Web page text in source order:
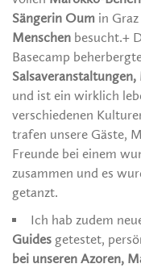
Sängerin Oum in
Menschen besucht.+
Basecamp
und ist ein wirklich
verschiedenen
trafen unsere Gäste,
Freunde bei einem
zusammen und es
getanzt.
Ich hab zudem
Guides getestet,
bei unseren Azoren,